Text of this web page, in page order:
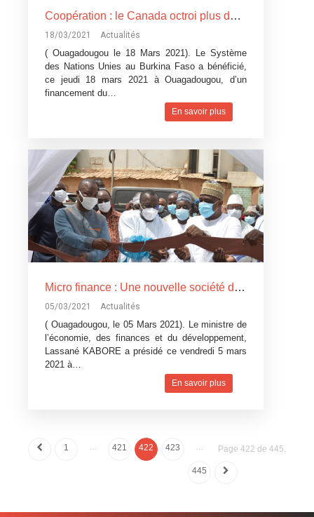
Coopération : le Canada octroi plus de 11 milliards de F CFA aux agences du Système des Nations Unies (ONU) au Burkina Faso pour la mise en œuvre de projets au profit des burkinabè
18/03/2021 Actualités
( Ouagadougou le 18 Mars 2021). Le Système
des Nations Unies au Burkina Faso a bénéficié,
ce jeudi 18 mars 2021 à Ouagadougou, d’un
financement du…
En savoir plus
Micro finance : Une nouvelle société dénommé « SAFINE SA » ouvre ses portes
05/03/2021 Actualités
( Ouagadougou, le 05 Mars 2021). Le ministre de
l’économie, des finances et du développement,
Lassané KABORE a présidé ce vendredi 5 mars
2021 à…
En savoir plus
Page 422 de 445.
1 … 421 422 423 …
445